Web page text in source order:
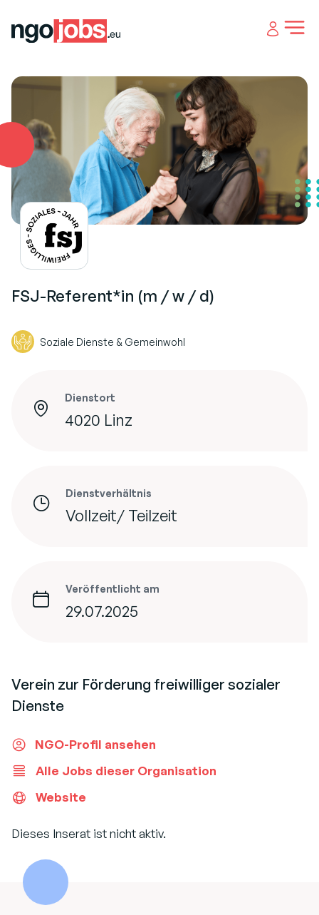
Open
FSJ-Referent*in (m / w / d)
Soziale Dienste & Gemeinwohl
Dienstort
4020 Linz
Dienstverhältnis
Vollzeit/ Teilzeit
Veröffentlicht am
29.07.2025
Verein zur Förderung freiwilliger sozialer
Dienste
NGO-Profil ansehen
Alle Jobs dieser Organisation
Website
Dieses Inserat ist nicht aktiv.